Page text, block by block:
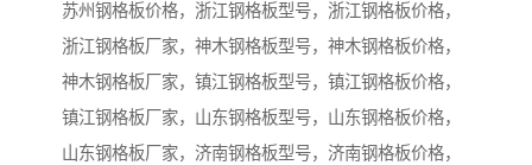
苏州钢格板价格，浙江钢格板型号，浙江钢格板价格，
浙江钢格板厂家，神木钢格板型号，神木钢格板价格，
神木钢格板厂家，镇江钢格板型号，镇江钢格板价格，
镇江钢格板厂家，山东钢格板型号，山东钢格板价格，
山东钢格板厂家，济南钢格板型号，济南钢格板价格，